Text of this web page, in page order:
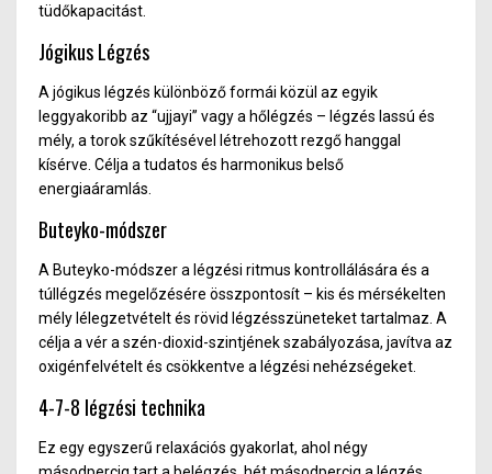
tüdőkapacitást.
Jógikus Légzés
A jógikus légzés különböző formái közül az egyik
leggyakoribb az “ujjayi” vagy a hőlégzés – légzés lassú és
mély, a torok szűkítésével létrehozott rezgő hanggal
kísérve. Célja a tudatos és harmonikus belső
energiaáramlás.
Buteyko-módszer
A Buteyko-módszer a légzési ritmus kontrollálására és a
túllégzés megelőzésére összpontosít – kis és mérsékelten
mély lélegzetvételt és rövid légzésszüneteket tartalmaz. A
célja a vér a szén-dioxid-szintjének szabályozása, javítva az
oxigénfelvételt és csökkentve a légzési nehézségeket.
4-7-8 légzési technika
Ez egy egyszerű relaxációs gyakorlat, ahol négy